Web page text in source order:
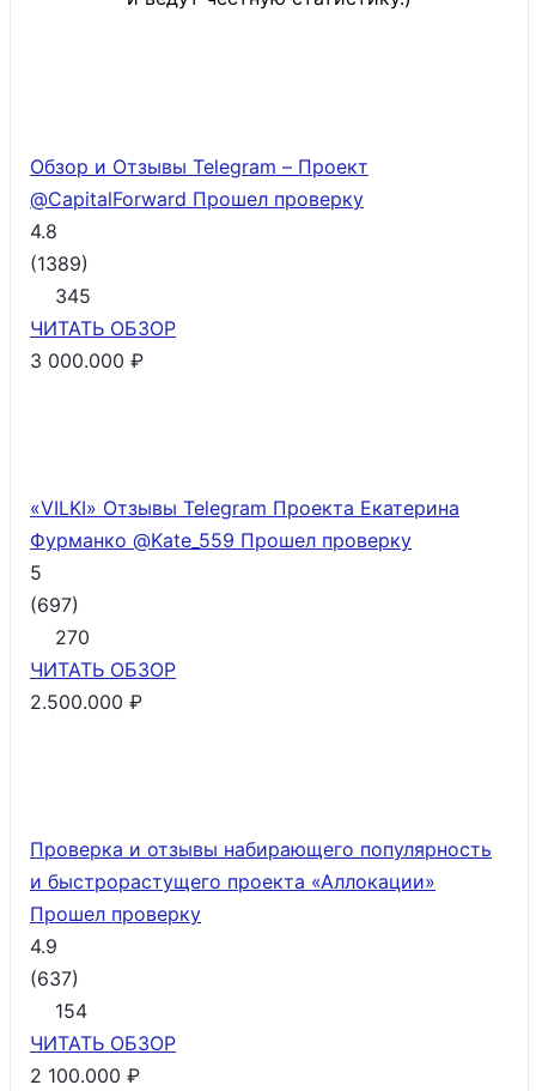
Обзор и Отзывы Telegram – Проект
@CapitalForward Прошел проверку
4.8
(1389)
345
ЧИТАТЬ ОБЗОР
3 000.000 ₽
«VILKI» Отзывы Telegram Проекта Екатерина
Фурманко @Kate_559 Прошел проверку
5
(697)
270
ЧИТАТЬ ОБЗОР
2.500.000 ₽
Проверка и отзывы набирающего популярность
и быстрорастущего проекта «Аллокации»
Прошел проверку
4.9
(637)
154
ЧИТАТЬ ОБЗОР
2 100.000 ₽